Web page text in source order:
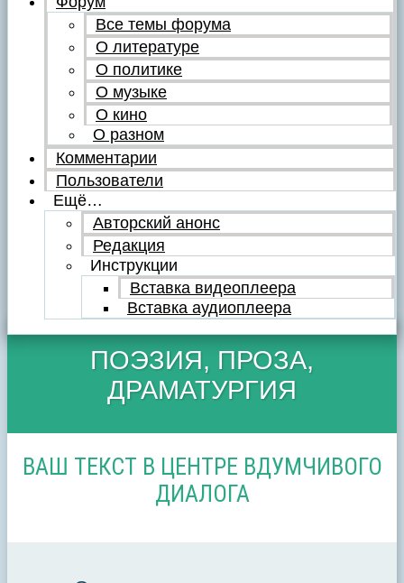
Все темы форума
О литературе
О политике
О музыке
О кино
О разном
Комментарии
Пользователи
Ещё…
Авторский анонс
Редакция
Инструкции
Вставка видеоплеера
Вставка аудиоплеера
ПОЭЗИЯ, ПРОЗА,
ДРАМАТУРГИЯ
ВАШ ТЕКСТ В ЦЕНТРЕ ВДУМЧИВОГО
ДИАЛОГА